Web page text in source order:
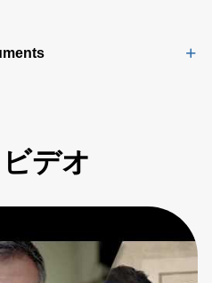
デオ